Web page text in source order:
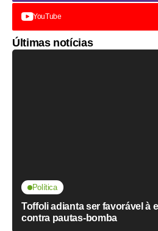
YouTube
Últimas notícias
Política
Toffoli adianta ser favorável à
contra pautas-bomba